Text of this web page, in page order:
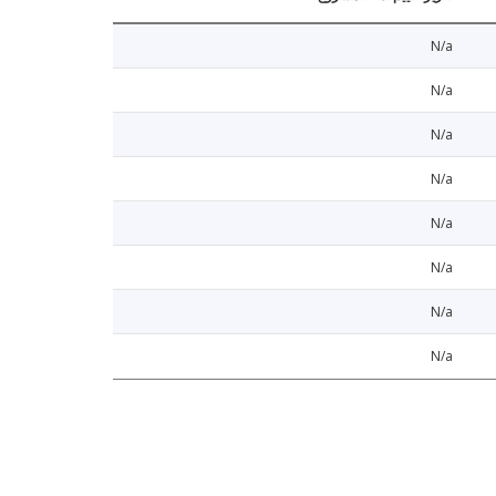
N/a
N/a
N/a
N/a
N/a
N/a
N/a
N/a